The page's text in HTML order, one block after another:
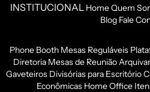
INSTITUCIONAL HomeQuem
Blog Fale
Phone Booth Mesas Reguláveis
Diretoria Mesas de Reunião
Gaveteiros Divisórias para Escritório
Econômicas Home Office